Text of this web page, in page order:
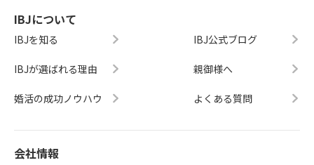
IBJについて
IBJを知る
IBJが選ばれる理由
婚活の成功ノウハウ
IBJ公式ブログ
親御様へ
よくある質問
会社情報